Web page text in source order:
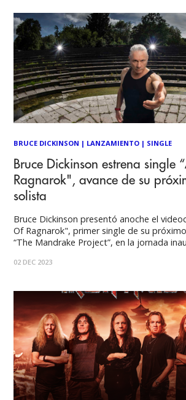
BRUCE DICKINSON | LANZAMIENTO | SINGLE
Bruce Dickinson estrena single
Ragnarok", avance de su
solista
Bruce Dickinson presentó anoche el
Of Ragnarok", primer single de su
“The Mandrake Project”, en la jornada
de estrenar el espectacular videoclip,
02 DEC 2023